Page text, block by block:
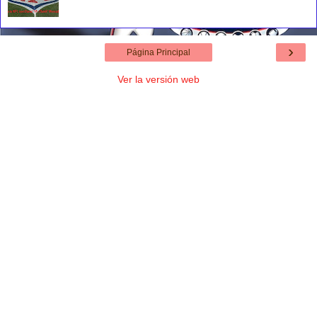
›
Página Principal
Ver la versión web